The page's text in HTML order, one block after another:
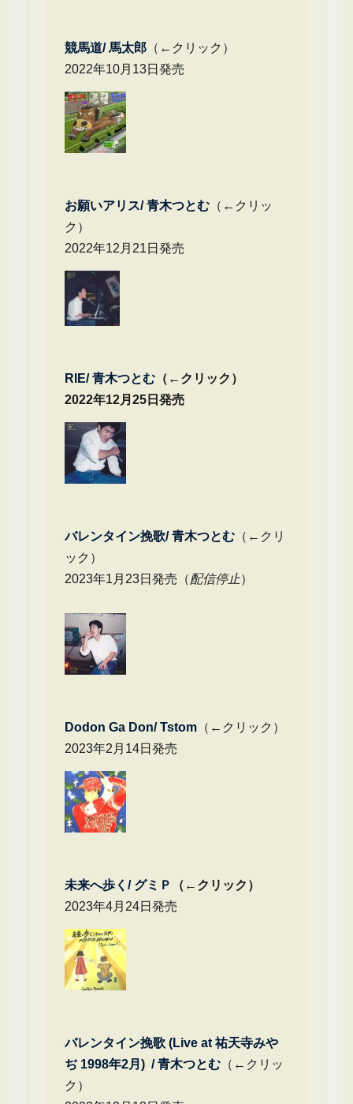
競馬道/ 馬太郎（←クリック）
2022年10月13日発売
お願いアリス/ 青木つとむ（←クリッ
ク）
2022年12月21日発売
RIE/ 青木つとむ（←クリック）
2022年12月25日発売
バレンタイン挽歌/ 青木つとむ（←クリ
ック）
2023年1月23日発売（配信停止）
Dodon Ga Don/ Tstom（←クリック）
2023年2月14日発売
未来へ歩く/ グミＰ
（←クリック）
2023年4月24日発売
バレンタイン挽歌 (Live at 祐天寺みや
ぢ 1998年2月) / 青木つとむ（←クリッ
ク）